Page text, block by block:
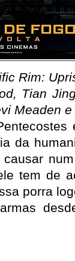
Rim:
Tian
Meaden
da
tem de
porra